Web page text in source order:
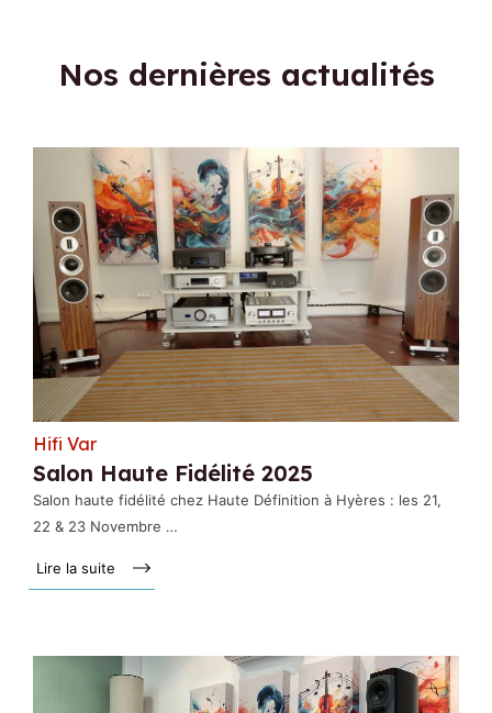
Nos dernières actualités
Hifi Var
Salon Haute Fidélité 2025
Salon haute fidélité chez Haute Définition à Hyères : les 21,
22 & 23 Novembre …
Lire la suite »